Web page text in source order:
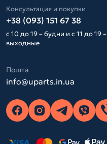
Консультация и покупки
+38 (093) 151 67 38
с 10 до 19 – будни и с 11 до 19 –
выходные
Пошта
info@uparts.in.ua